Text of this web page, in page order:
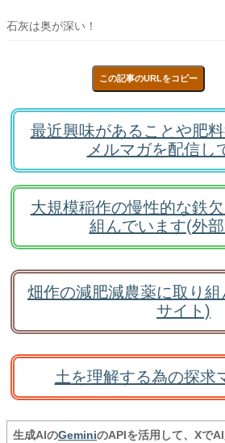
石灰は奥が深い！
この記事のURLをコピー
最近興味があることや肥
メルマガを配信し
大規模稲作の慢性的な鉄
組んでいます(外
畑作の減肥減農薬に取り
サイト)
土を理解する為の探求
生成AIのGeminiのAPIを活用して、Xで